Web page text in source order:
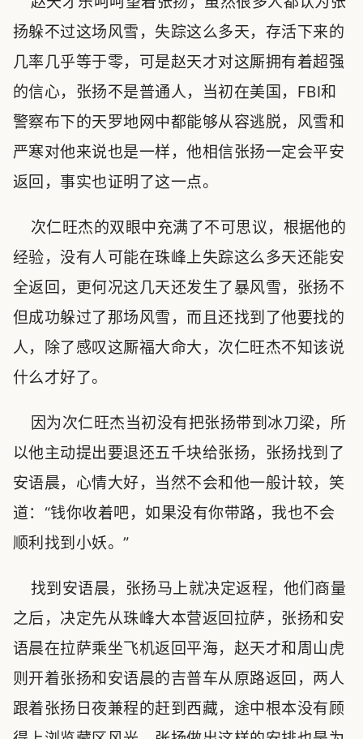
扬躲不过这场风雪，失踪这么多天，存活下来的
几率几乎等于零，可是赵天才对这厮拥有着超强
的信心，张扬不是普通人，当初在美国，FBI和
警察布下的天罗地网中都能够从容逃脱，风雪和
严寒对他来说也是一样，他相信张扬一定会平安
返回，事实也证明了这一点。
次仁旺杰的双眼中充满了不可思议，根据他的
经验，没有人可能在珠峰上失踪这么多天还能安
全返回，更何况这几天还发生了暴风雪，张扬不
但成功躲过了那场风雪，而且还找到了他要找的
人，除了感叹这厮福大命大，次仁旺杰不知该说
什么才好了。
因为次仁旺杰当初没有把张扬带到冰刀梁，所
以他主动提出要退还五千块给张扬，张扬找到了
安语晨，心情大好，当然不会和他一般计较，笑
道：“钱你收着吧，如果没有你带路，我也不会
顺利找到小妖。”
找到安语晨，张扬马上就决定返程，他们商量
之后，决定先从珠峰大本营返回拉萨，张扬和安
语晨在拉萨乘坐飞机返回平海，赵天才和周山虎
则开着张扬和安语晨的吉普车从原路返回，两人
跟着张扬日夜兼程的赶到西藏，途中根本没有顾